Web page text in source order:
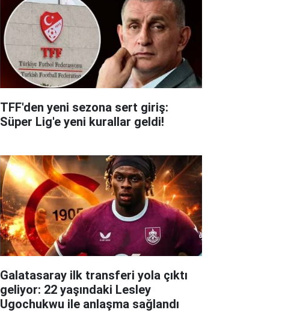
TFF'den yeni sezona sert giriş:
Süper Lig'e yeni kurallar geldi!
Galatasaray ilk transferi yola çıktı
geliyor: 22 yaşındaki Lesley
Ugochukwu ile anlaşma sağlandı